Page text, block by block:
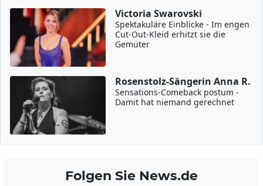
Victoria Swarovski
Spektakuläre Einblicke - Im engen
Cut-Out-Kleid erhitzt sie die
Gemüter
Rosenstolz-Sängerin Anna R.
Sensations-Comeback postum -
Damit hat niemand gerechnet
Folgen Sie News.de